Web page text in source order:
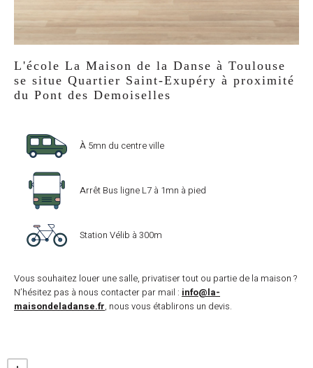
L'école La Maison de la Danse à Toulouse
se situe Quartier Saint-Exupéry à proximité
du Pont des Demoiselles
À 5mn du centre ville
Arrêt Bus ligne L7 à 1mn à pied
Station Vélib à 300m
Vous souhaitez louer une salle, privatiser tout ou partie de la maison ?
N’hésitez pas à nous contacter par mail : info@la-
maisondeladanse.fr, nous vous établirons un devis.